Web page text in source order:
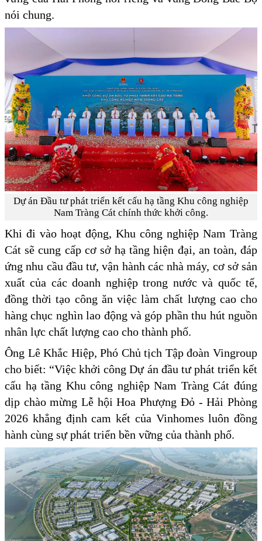
nói chung.
Dự án Đầu tư phát triển kết cấu hạ tầng Khu công nghiệp
Nam Tràng Cát chính thức khởi công.
Khi đi vào hoạt động, Khu công nghiệp Nam Tràng
Cát sẽ cung cấp cơ sở hạ tầng hiện đại, an toàn, đáp
ứng nhu cầu đầu tư, vận hành các nhà máy, cơ sở sản
xuất của các doanh nghiệp trong nước và quốc tế,
đồng thời tạo công ăn việc làm chất lượng cao cho
hàng chục nghìn lao động và góp phần thu hút nguồn
nhân lực chất lượng cao cho thành phố.
Ông Lê Khắc Hiệp, Phó Chủ tịch Tập đoàn Vingroup
cho biết: “Việc khởi công Dự án đầu tư phát triển kết
cấu hạ tầng Khu công nghiệp Nam Tràng Cát đúng
dịp chào mừng Lễ hội Hoa Phượng Đỏ - Hải Phòng
2026 khẳng định cam kết của Vinhomes luôn đồng
hành cùng sự phát triển bền vững của thành phố.